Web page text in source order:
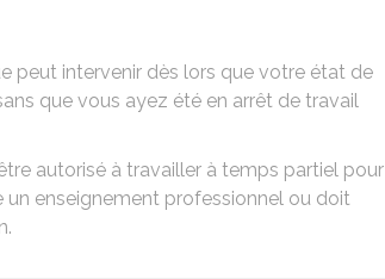
peut intervenir dès lors que votre état de
que vous ayez été en arrêt de travail
autorisé à travailler à temps partiel pour
enseignement professionnel ou doit